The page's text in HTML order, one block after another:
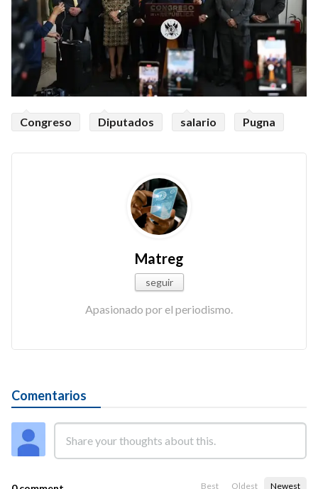
Congreso Diputados salario Pugna
Matreg
seguir
Apasionado por el periodismo.
Comentarios
Best Oldest Newest